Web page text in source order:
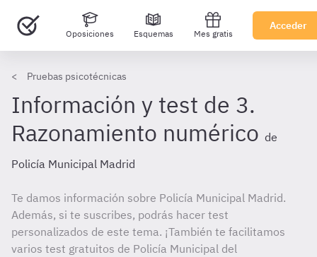
Oposiciones Esquemas Mes gratis
Acceder
Pruebas psicotécnicas
Información y test de 3.
Razonamiento numérico de
Policía Municipal Madrid
Te damos información sobre Policía Municipal Madrid.
Además, si te suscribes, podrás hacer test
personalizados de este tema. ¡También te facilitamos
varios test gratuitos de Policía Municipal del